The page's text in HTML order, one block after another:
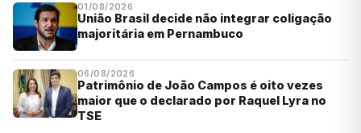
01/08/2026
União Brasil decide não integrar coligação
majoritária em Pernambuco
06/08/2026
Patrimônio de João Campos é oito vezes
maior que o declarado por Raquel Lyra no
TSE